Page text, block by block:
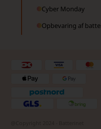
Cyber Monday
Opbevaring af